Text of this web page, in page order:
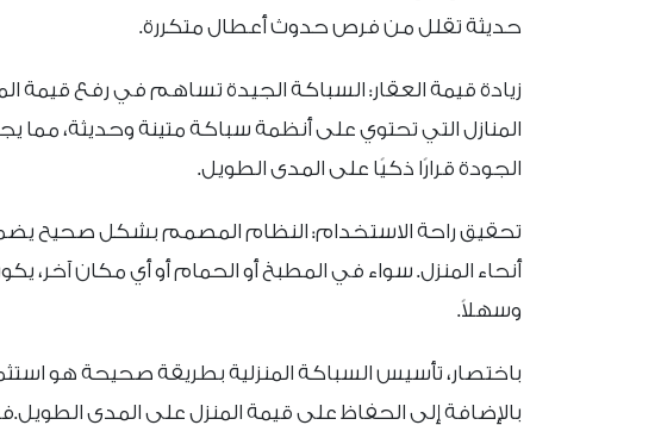
حديثة تقلل من فرص حدوث أعطال متكررة.
زيادة قيمة العقار: السباكة الجيدة تساهم في رفع قيمة
المنازل التي تحتوي على أنظمة سباكة متينة وحديثة،
الجودة قرارًا ذكيًا على المدى الطويل.
تحقيق راحة الاستخدام: النظام المصمم بشكل صحيح
أنحاء المنزل. سواء في المطبخ أو الحمام أو أي مكان آخر،
وسهلاً.
باختصار، تأسيس السباكة المنزلية بطريقة صحيحة هو
بالإضافة إلى الحفاظ على قيمة المنزل على المدى